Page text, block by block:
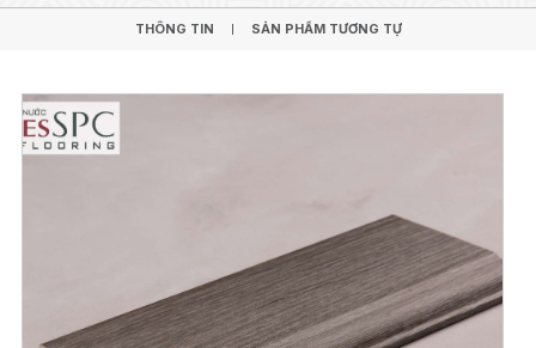
THÔNG TIN SẢN PHẨM TƯƠNG TỰ